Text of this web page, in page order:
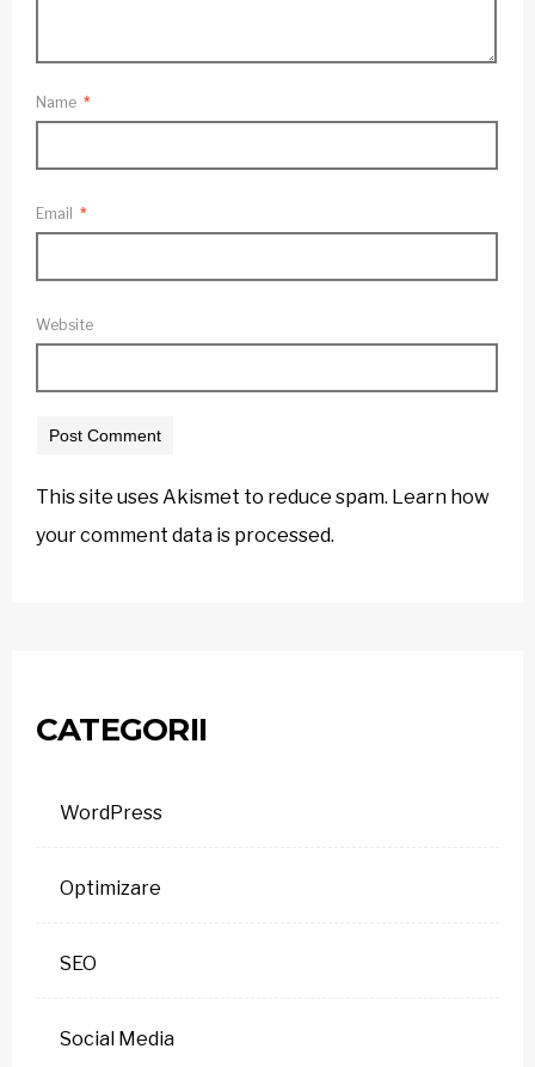
Name *
Email *
Website
This site uses Akismet to reduce spam. Learn how
your comment data is processed.
CATEGORII
WordPress
Optimizare
SEO
Social Media